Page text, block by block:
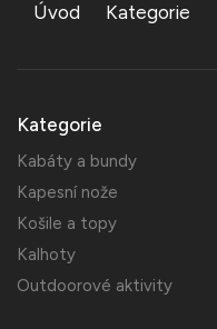
Úvod Kategorie
Kategorie
Kabáty a bundy
Kapesní nože
Košile a topy
Kalhoty
Outdoorové aktivity